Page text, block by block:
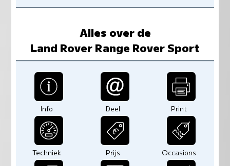
Alles over de
Land Rover Range Rover Sport
Info Deel Print
Techniek Prijs Occasions